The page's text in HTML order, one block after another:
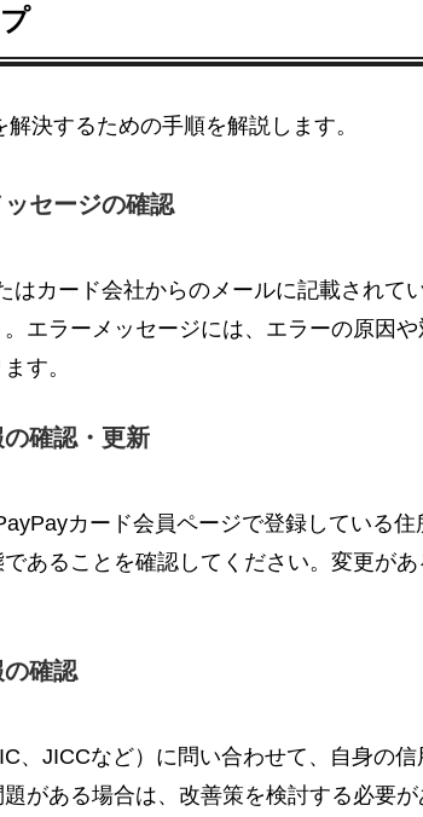
決するための手順を解説します。
セージの確認
はカード会社からのメールに記載されて
。エラーメッセージには、エラーの原因
す。
確認・更新
カード会員ページで登録している
あることを確認してください。変更が
確認
、JICCなど）に問い合わせて、自身の
がある場合は、改善策を検討する必要が